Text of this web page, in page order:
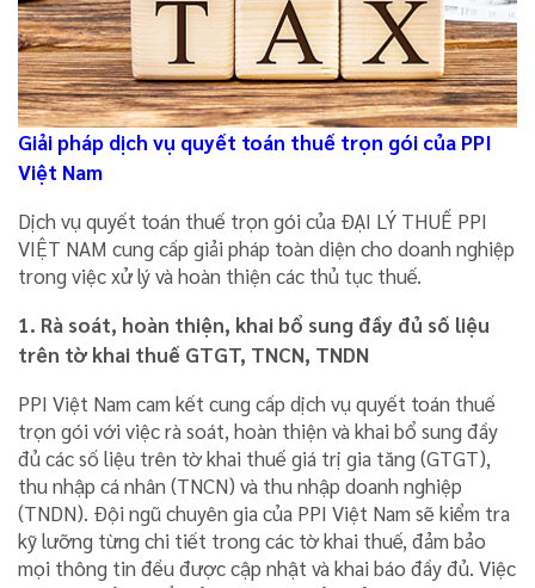
Giải pháp dịch vụ quyết toán thuế trọn gói của PPI
Việt Nam
Dịch vụ quyết toán thuế trọn gói của ĐẠI LÝ THUẾ PPI
VIỆT NAM cung cấp giải pháp toàn diện cho doanh nghiệp
trong việc xử lý và hoàn thiện các thủ tục thuế.
1. Rà soát, hoàn thiện, khai bổ sung đầy đủ số liệu
trên tờ khai thuế GTGT, TNCN, TNDN
PPI Việt Nam cam kết cung cấp dịch vụ quyết toán thuế
trọn gói với việc rà soát, hoàn thiện và khai bổ sung đầy
đủ các số liệu trên tờ khai thuế giá trị gia tăng (GTGT),
thu nhập cá nhân (TNCN) và thu nhập doanh nghiệp
(TNDN). Đội ngũ chuyên gia của PPI Việt Nam sẽ kiểm tra
kỹ lưỡng từng chi tiết trong các tờ khai thuế, đảm bảo
mọi thông tin đều được cập nhật và khai báo đầy đủ. Việc